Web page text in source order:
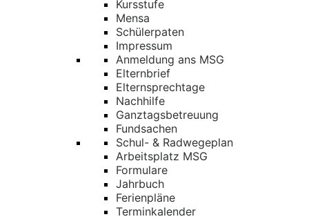
Kursstufe
Mensa
Schülerpaten
Impressum
Anmeldung ans MSG
Elternbrief
Elternsprechtage
Nachhilfe
Ganztagsbetreuung
Fundsachen
Schul- & Radwegeplan
Arbeitsplatz MSG
Formulare
Jahrbuch
Ferienpläne
Terminkalender